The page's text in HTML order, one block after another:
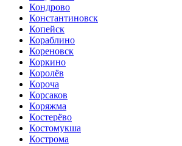
Кондрово
Константиновск
Копейск
Кораблино
Кореновск
Коркино
Королёв
Короча
Корсаков
Коряжма
Костерёво
Костомукша
Кострома